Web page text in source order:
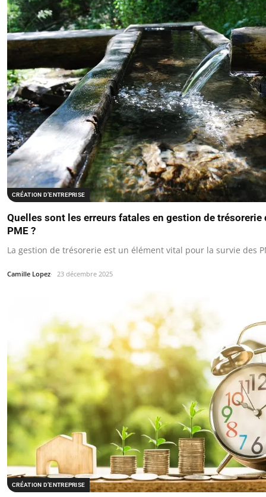
CRÉATION D’ENTREPRISE
Quelles sont les erreurs fatales en gestion de
PME ?
La gestion de trésorerie est un élément vital pour la survie des
Camille Lopez 23 décembre 2025
CRÉATION D’ENTREPRISE